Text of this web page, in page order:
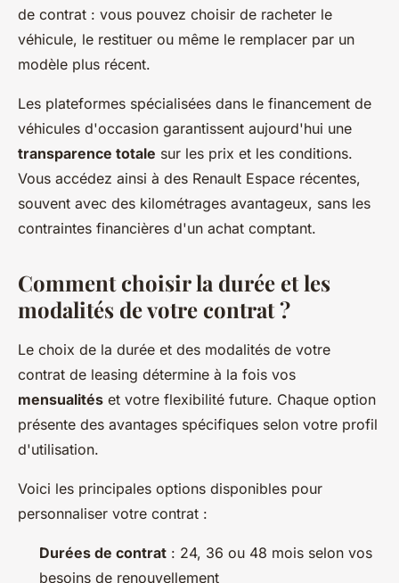
de contrat : vous pouvez choisir de racheter le
véhicule, le restituer ou même le remplacer par un
modèle plus récent.
Les plateformes spécialisées dans le financement de
véhicules d'occasion garantissent aujourd'hui une
transparence totale sur les prix et les conditions.
Vous accédez ainsi à des Renault Espace récentes,
souvent avec des kilométrages avantageux, sans les
contraintes financières d'un achat comptant.
Comment choisir la durée et les
modalités de votre contrat ?
Le choix de la durée et des modalités de votre
contrat de leasing détermine à la fois vos
mensualités et votre flexibilité future. Chaque option
présente des avantages spécifiques selon votre profil
d'utilisation.
Voici les principales options disponibles pour
personnaliser votre contrat :
Durées de contrat : 24, 36 ou 48 mois selon vos
besoins de renouvellement